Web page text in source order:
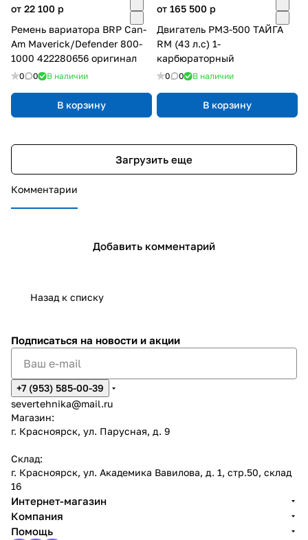
от 22 100 p
Ремень вариатора BRP Can-
Am Maverick/Defender 800-
1000 422280656 оригинал
0 0 В наличии
В корзину
от 165 500 p
Двигатель РМЗ-500 ТАЙГА
RM (43 л.с) 1-
карбюраторный
0 0 В наличии
В корзину
Загрузить еще
Комментарии
Добавить комментарий
Назад к списку
Подписаться на новости и акции
+7 (953) 585-00-39
severtehnika@mail.ru
Магазин:
г. Красноярск, ул. Парусная, д. 9
Склад:
г. Красноярск, ул. Академика Вавилова, д. 1, стр.50, склад
16
Интернет-магазин
Компания
Помощь